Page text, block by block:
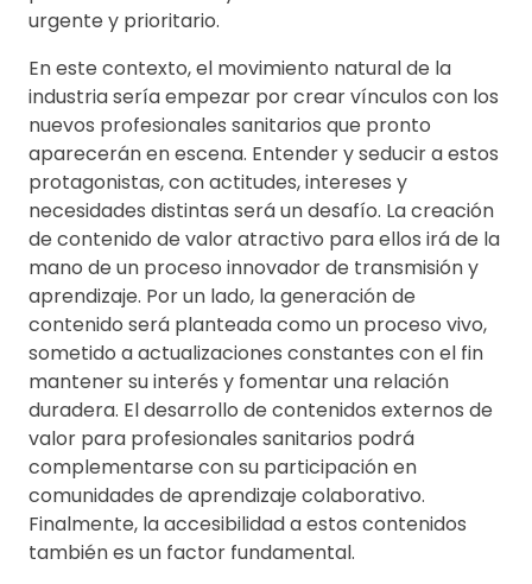
urgente y prioritario.
En este contexto, el movimiento natural de la
industria sería empezar por crear vínculos con los
nuevos profesionales sanitarios que pronto
aparecerán en escena. Entender y seducir a estos
protagonistas, con actitudes, intereses y
necesidades distintas será un desafío. La creación
de contenido de valor atractivo para ellos irá de la
mano de un proceso innovador de transmisión y
aprendizaje. Por un lado, la generación de
contenido será planteada como un proceso vivo,
sometido a actualizaciones constantes con el fin
mantener su interés y fomentar una relación
duradera. El desarrollo de contenidos externos de
valor para profesionales sanitarios podrá
complementarse con su participación en
comunidades de aprendizaje colaborativo.
Finalmente, la accesibilidad a estos contenidos
también es un factor fundamental.